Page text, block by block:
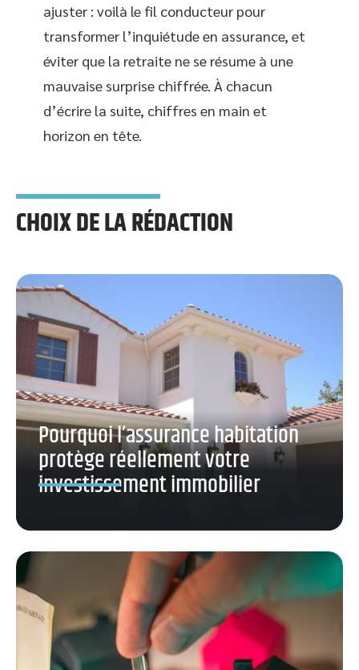
ajuster : voilà le fil conducteur pour
transformer l’inquiétude en assurance, et
éviter que la retraite ne se résume à une
mauvaise surprise chiffrée. À chacun
d’écrire la suite, chiffres en main et
horizon en tête.
CHOIX DE LA RÉDACTION
Pourquoi l’assurance habitation
protège réellement votre
investissement immobilier